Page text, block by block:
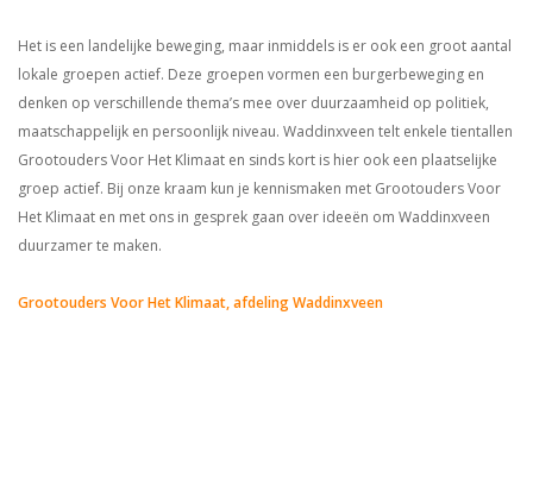
Het is een landelijke beweging, maar inmiddels is er ook een groot aantal
lokale groepen actief. Deze groepen vormen een burgerbeweging en
denken op verschillende thema’s mee over duurzaamheid op politiek,
maatschappelijk en persoonlijk niveau. Waddinxveen telt enkele tientallen
Grootouders Voor Het Klimaat en sinds kort is hier ook een plaatselijke
groep actief. Bij onze kraam kun je kennismaken met Grootouders Voor
Het Klimaat en met ons in gesprek gaan over ideeën om Waddinxveen
duurzamer te maken.
Grootouders Voor Het Klimaat, afdeling Waddinxveen